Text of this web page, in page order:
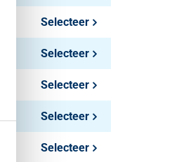
Selecteer
Selecteer
Selecteer
Selecteer
Selecteer